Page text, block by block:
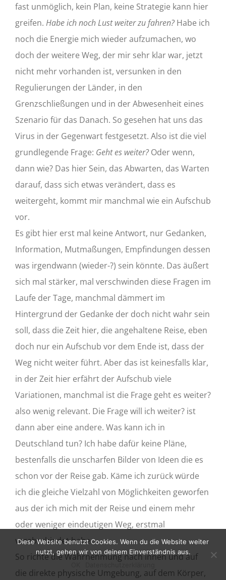
fast unmöglich, kein Plan, keine Strategie kann hier
greifen. Habe ich noch Lust weiter zu fahren?Habe ich
noch die Energie mich wieder aufzumachen, wo
doch der weitere Weg, der mir sehr klar war, jetzt
nicht mehr vorhanden ist, versunken in den
Regulierungen der Länder, in den
Grenzschließungen und in der Abwesenheit eines
Szenario für das Danach. So gesehen hat uns das
Virus in der Gegenwart festgesetzt. Also ist die viel
grundlegende Frage: Geht es weiter?Oder wenn,
dann wie? Das hier Sein, das Abwarten, das Warten
darauf, dass sich etwas verändert, dass es
weitergeht, kommt mir manchmal wie ein Aufschub
vor.
Es gibt hier erst mal keine Antwort, nur Gedanken,
Information, Mutmaßungen, Empfindungen dessen
was irgendwann (wieder-?) sein könnte. Das äußert
sich mal stärker, mal verschwinden diese Fragen im
Laufe der Tage, manchmal dämmert im
Hintergrund der Gedanke der doch nicht wahr sein
soll, dass die Zeit hier, die angehaltene Reise, eben
doch nur ein Aufschub vor dem Ende ist, dass der
Weg nicht weiter führt. Aber das ist keinesfalls klar,
in der Zeit hier erfährt der Aufschub viele
Variationen, manchmal ist die Frage geht es weiter?
also wenig relevant. Die Frage will ich weiter? ist
dann aber eine andere. Was kann ich in
Deutschland tun? Ich habe dafür keine Pläne,
bestenfalls die unscharfen Bilder von Ideen die es
schon vor der Reise gab. Käme ich zurück würde
ich die gleiche Vielzahl von Möglichkeiten geworfen
aus der ich mich mit der Reise und einem mehr
oder weniger eindeutigen Weg, erstmal
verabschiedet habe.
So richte die Wahrnehmung nach innen und auf
die direkte physische Umgebung, auf dem Körper,
Diese Website benutzt Cookies. Wenn du die Website weiter
nutzt, gehen wir von deinem Einverständnis aus.